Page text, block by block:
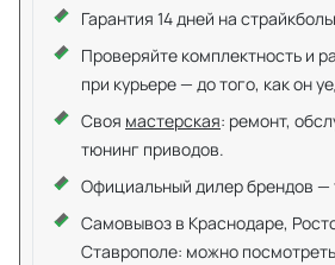
Гарантия 14 дней на
Проверяйте комплектность и
при курьере — до того, как он
Своя мастерская: ремонт,
тюнинг приводов.
Официальный дилер брендов —
Самовывоз в Краснодаре,
Ставрополе: можно